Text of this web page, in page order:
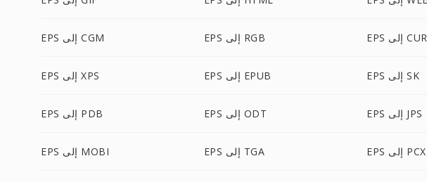
EPS إلى CGM EPS إلى RGB EPS إلى CUR
EPS إلى XPS EPS إلى EPUB EPS إلى SK
EPS إلى PDB EPS إلى ODT EPS إلى JPS
EPS إلى MOBI EPS إلى TGA EPS إلى PCX